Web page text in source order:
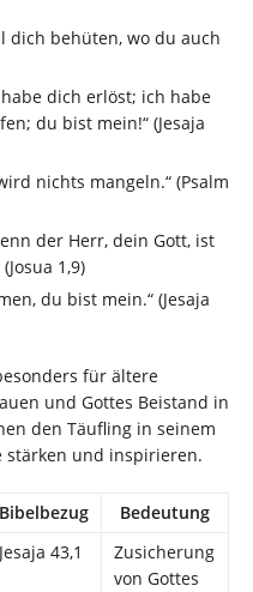
dich behüten, wo du auch
dich erlöst; ich habe
du bist mein!“ (Jesaja
nichts mangeln.“ (Psalm
der Herr, dein Gott, ist
1,9)
du bist mein.“ (Jesaja
für ältere
und Gottes Beistand in
den Täufling in seinem
stärken und inspirieren.
Bibelbezug
Bedeutung
Jesaja 43,1
Zusicherung
von Gottes